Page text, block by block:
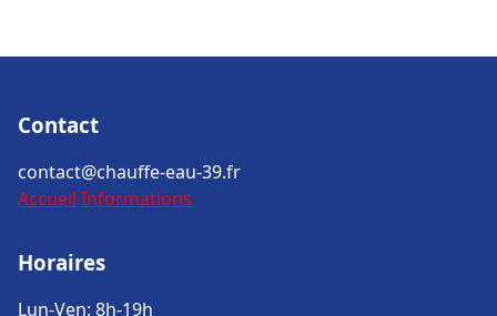
Contact
contact@chauffe-eau-39.fr
Accueil Informations
Horaires
Lun-Ven: 8h-19h